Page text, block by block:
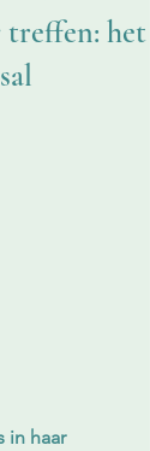
treffen: het
in haar